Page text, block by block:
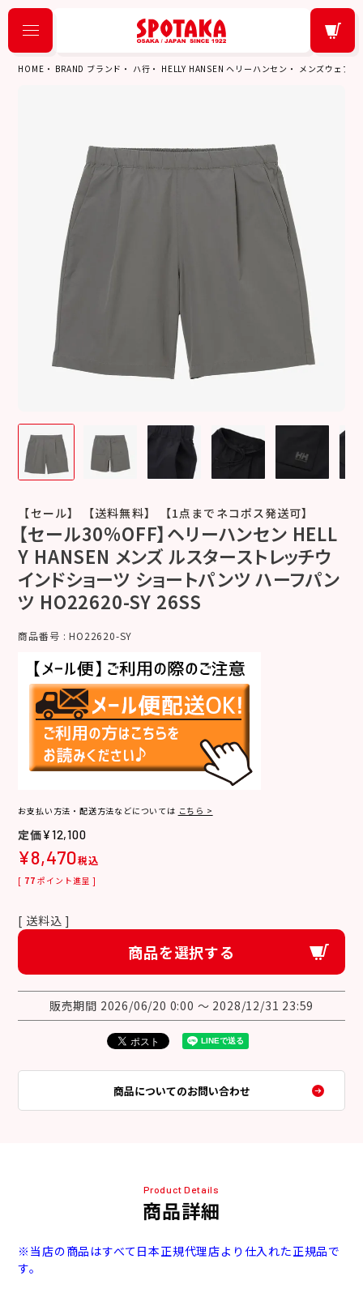
HOME BRAND ブランド ハ行 HELLY HANSEN ヘリーハンセン メンズウェア
【セール】 【送料無料】 【1点までネコポス発送可】
【セール30%OFF】ヘリーハンセン HELL
Y HANSEN メンズ ルスターストレッチウ
インドショーツ ショートパンツ ハーフパン
ツ HO22620-SY 26SS
商品番号 HO22620-SY
お支払い方法・配送方法などについては こちら >
¥12,100
¥8,470税込
[ 77 ポイント進呈 ]
送料込
商品を選択する
販売期間 2026/06/20 0:00 〜 2028/12/31 23:59
商品についてのお問い合わせ
Product Details
商品詳細
※当店の商品はすべて日本正規代理店より仕入れた正規品で
す。